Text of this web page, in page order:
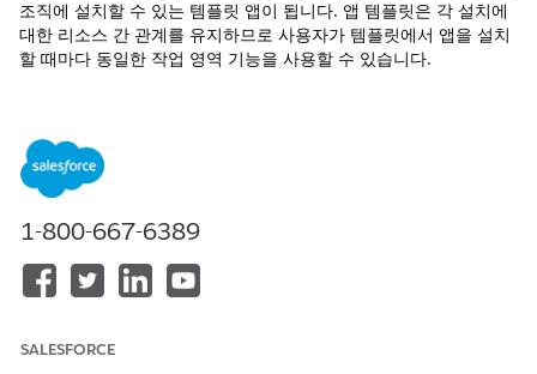
조직에 설치할 수 있는 템플릿 앱이 됩니다. 앱 템플릿은 각 설치에
대한 리소스 간 관계를 유지하므로 사용자가 템플릿에서 앱을 설치
할 때마다 동일한 작업 영역 기능을 사용할 수 있습니다.
노트템플릿 빌더는
객이 실행한 경우 서면 통합 파일럿 계약 및
의 해당 약관이 적용되는 파일럿 또는 베타 서비스입니다. 이 파
일럿 또는 베타 서비스의 사용은 고객의 단독 재량에 따릅니다.
화(베타)를 참조하십시오.
1-800-667-6389
SALESFORCE